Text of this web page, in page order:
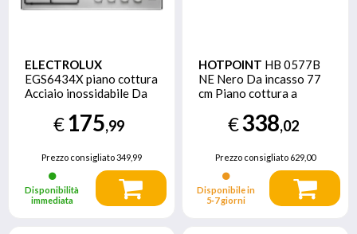
ELECTROLUX
EGS6434X piano cottura
Acciaio inossidabile Da
€175,99
Prezzo consigliato349,99
Disponibilità
immediata
HOTPOINT HB 0577B
NE Nero Da incasso 77
cm Piano cottura a
€338,02
Prezzo consigliato 629,00
Disponibile in
5‑7 giorni